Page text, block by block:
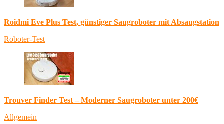
Roidmi Eve Plus Test, günstiger Saugroboter mit Absaugstation
Roboter-Test
Trouver Finder Test – Moderner Saugroboter unter 200€
Allgemein